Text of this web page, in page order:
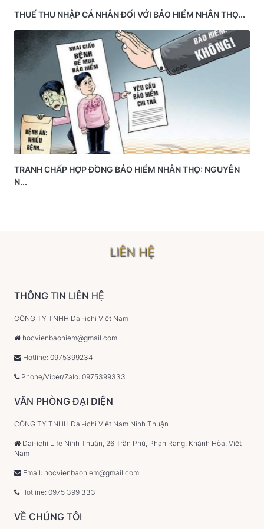
THUẾ THU NHẬP CÁ NHÂN ĐỐI VỚI BẢO HIỂM NHÂN THỌ...
TRANH CHẤP HỢP ĐỒNG BẢO HIỂM NHÂN THỌ: NGUYÊN
N...
LIÊN HỆ
THÔNG TIN LIÊN HỆ
CÔNG TY TNHH Dai-ichi Việt Nam
hocvienbaohiem@gmail.com
Hotline: 0975399234
Phone/Viber/Zalo: 0975399333
VĂN PHÒNG ĐẠI DIỆN
CÔNG TY TNHH Dai-ichi Việt Nam Ninh Thuận
Dai-ichi Life Ninh Thuận, 26 Trần Phú, Phan Rang, Khánh Hòa, Việt
Nam
Email: hocvienbaohiem@gmail.com
Hotline: 0975 399 333
VỀ CHÚNG TÔI